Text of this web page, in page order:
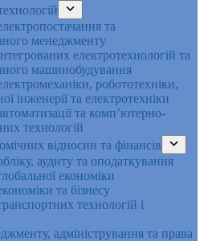
та
менеджменту
електротехнологій та
машинобудування
робототехніки,
інженерії та електротехніки
та комп’ютерно-
технологій
відносин та фінансів
аудиту та оподаткування
економіки
та бізнесу
технологій і
адміністрування та права